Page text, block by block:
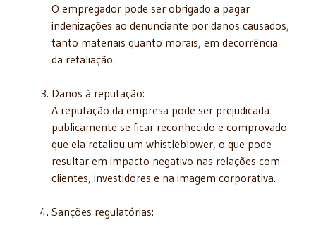
O empregador pode ser obrigado a pagar
indenizações ao denunciante por danos causados,
tanto materiais quanto morais, em decorrência
da retaliação.
Danos à reputação:
A reputação da empresa pode ser prejudicada
publicamente se ficar reconhecido e comprovado
que ela retaliou um whistleblower, o que pode
resultar em impacto negativo nas relações com
clientes, investidores e na imagem corporativa.
Sanções regulatórias: